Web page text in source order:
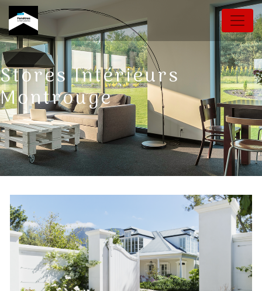
Panneau de gestion des cookies
Stores Intérieurs
Montrouge